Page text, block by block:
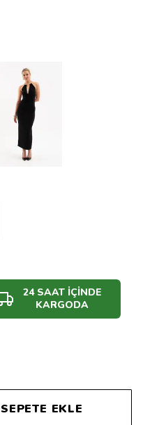
24 SAAT İÇİNDE
KARGODA
SEPETE EKLE